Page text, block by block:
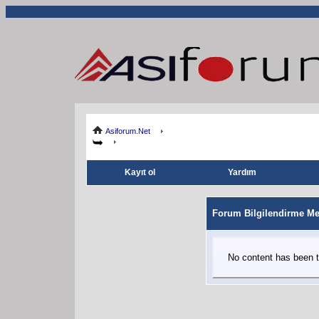
Asiforum.Net
Kayıt ol Yardım
Forum Bilgilendirme
No content has been